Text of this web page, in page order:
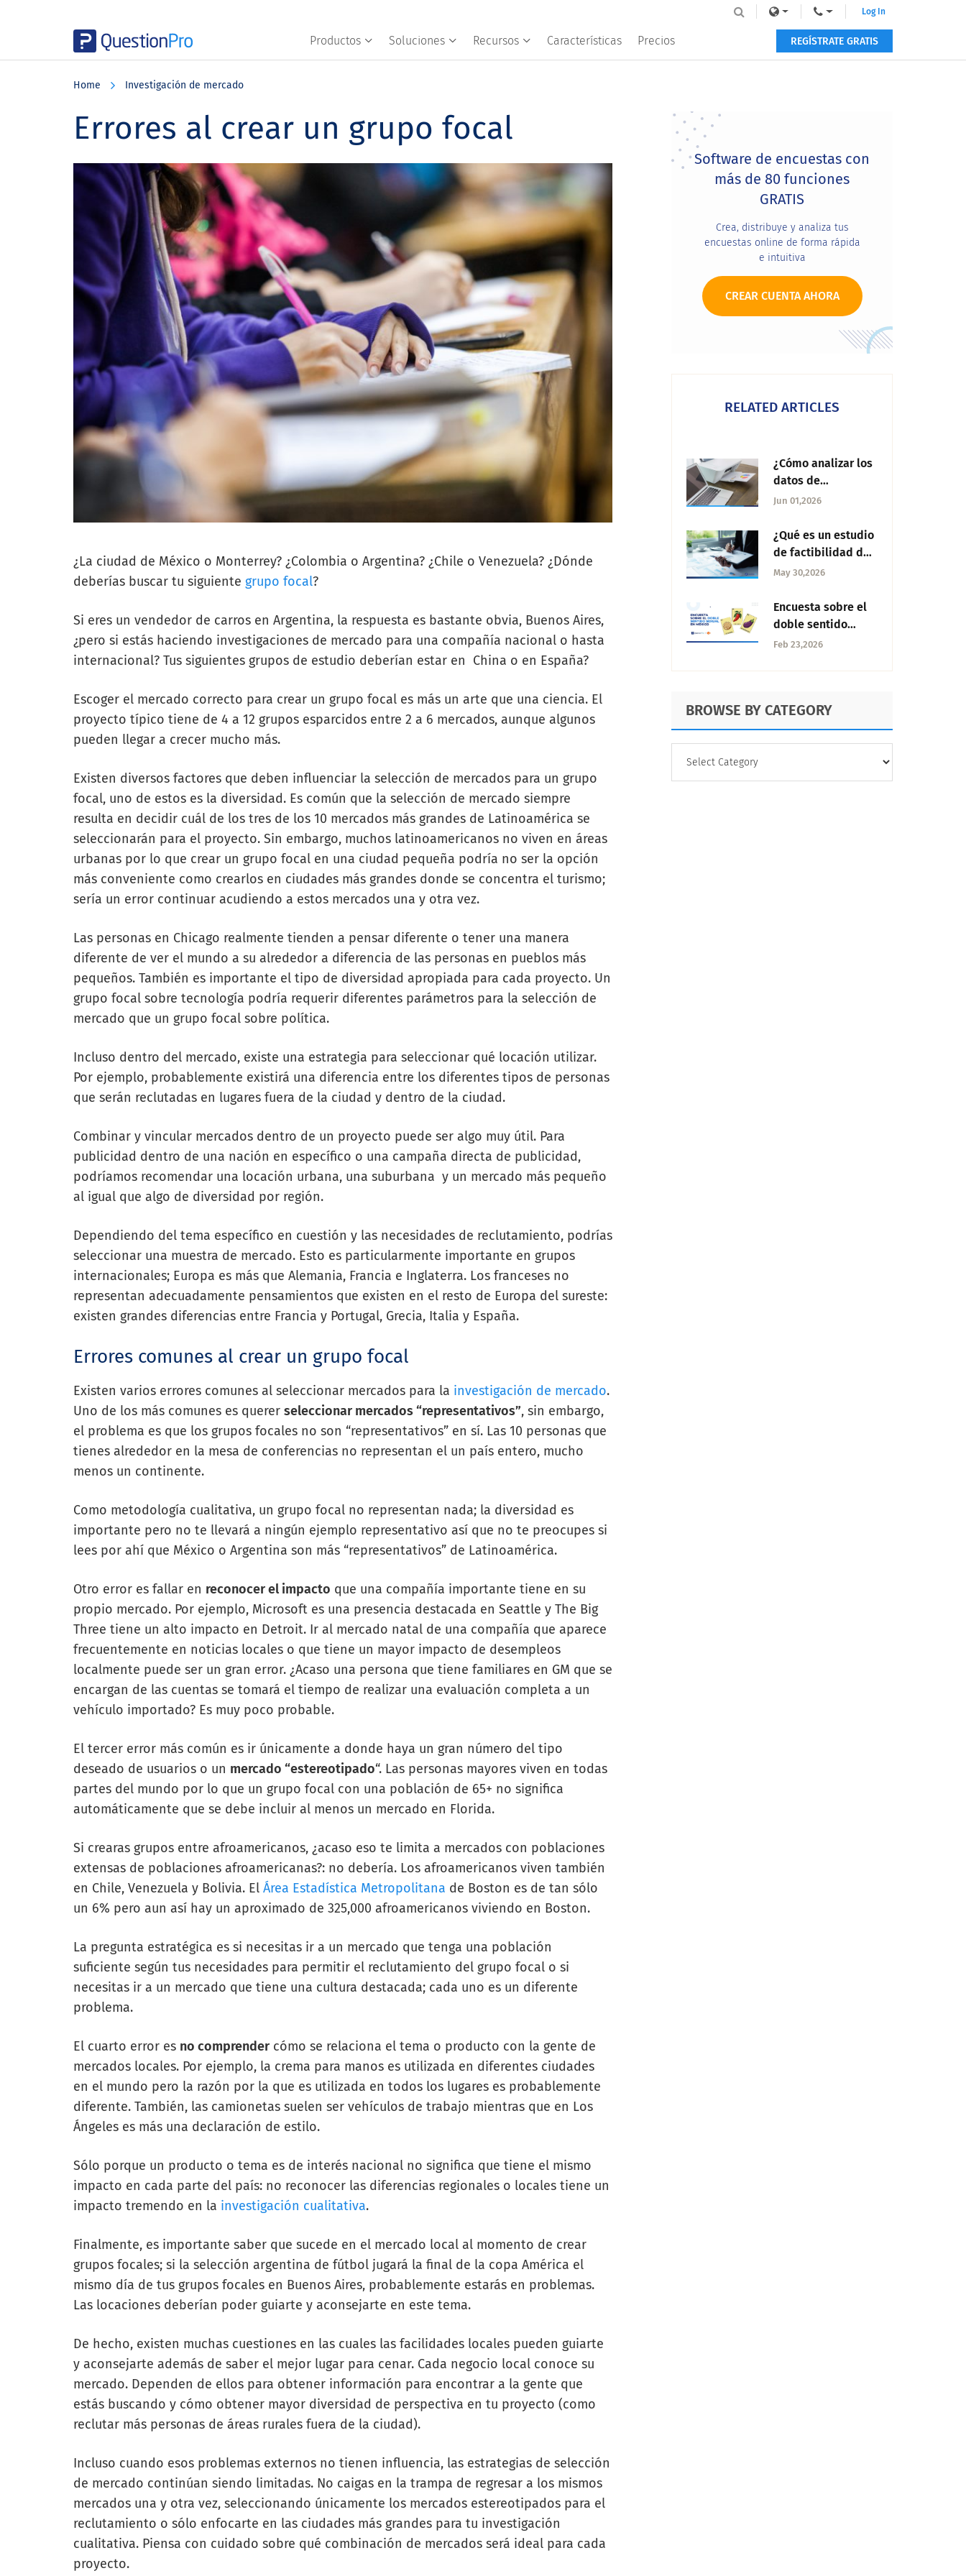
Productos Soluciones Recursos Características Precios
Log In
REGÍSTRATE GRATIS
Home Investigación de mercado
Errores al crear un grupo focal
¿La ciudad de México o Monterrey? ¿Colombia o Argentina? ¿Chile o Venezuela? ¿Dónde
deberías buscar tu siguiente grupo focal?
Si eres un vendedor de carros en Argentina, la respuesta es bastante obvia, Buenos Aires,
¿pero si estás haciendo investigaciones de mercado para una compañía nacional o hasta
internacional? Tus siguientes grupos de estudio deberían estar en China o en España?
Escoger el mercado correcto para crear un grupo focal es más un arte que una ciencia. El
proyecto típico tiene de 4 a 12 grupos esparcidos entre 2 a 6 mercados, aunque algunos
pueden llegar a crecer mucho más.
Existen diversos factores que deben influenciar la selección de mercados para un grupo
focal, uno de estos es la diversidad. Es común que la selección de mercado siempre
resulta en decidir cuál de los tres de los 10 mercados más grandes de Latinoamérica se
seleccionarán para el proyecto. Sin embargo, muchos latinoamericanos no viven en áreas
urbanas por lo que crear un grupo focal en una ciudad pequeña podría no ser la opción
más conveniente como crearlos en ciudades más grandes donde se concentra el turismo;
sería un error continuar acudiendo a estos mercados una y otra vez.
Las personas en Chicago realmente tienden a pensar diferente o tener una manera
diferente de ver el mundo a su alrededor a diferencia de las personas en pueblos más
pequeños. También es importante el tipo de diversidad apropiada para cada proyecto. Un
grupo focal sobre tecnología podría requerir diferentes parámetros para la selección de
mercado que un grupo focal sobre política.
Incluso dentro del mercado, existe una estrategia para seleccionar qué locación utilizar.
Por ejemplo, probablemente existirá una diferencia entre los diferentes tipos de personas
que serán reclutadas en lugares fuera de la ciudad y dentro de la ciudad.
Combinar y vincular mercados dentro de un proyecto puede ser algo muy útil. Para
publicidad dentro de una nación en específico o una campaña directa de publicidad,
podríamos recomendar una locación urbana, una suburbana y un mercado más pequeño
al igual que algo de diversidad por región.
Dependiendo del tema específico en cuestión y las necesidades de reclutamiento, podrías
seleccionar una muestra de mercado. Esto es particularmente importante en grupos
internacionales; Europa es más que Alemania, Francia e Inglaterra. Los franceses no
representan adecuadamente pensamientos que existen en el resto de Europa del sureste:
existen grandes diferencias entre Francia y Portugal, Grecia, Italia y España.
Errores comunes al crear un grupo focal
Existen varios errores comunes al seleccionar mercados para la investigación de mercado.
Uno de los más comunes es querer seleccionar mercados “representativos”, sin embargo,
el problema es que los grupos focales no son “representativos” en sí. Las 10 personas que
tienes alrededor en la mesa de conferencias no representan el un país entero, mucho
menos un continente.
Como metodología cualitativa, un grupo focal no representan nada; la diversidad es
importante pero no te llevará a ningún ejemplo representativo así que no te preocupes si
lees por ahí que México o Argentina son más “representativos” de Latinoamérica.
Otro error es fallar en reconocer el impacto que una compañía importante tiene en su
propio mercado. Por ejemplo, Microsoft es una presencia destacada en Seattle y The Big
Three tiene un alto impacto en Detroit. Ir al mercado natal de una compañía que aparece
frecuentemente en noticias locales o que tiene un mayor impacto de desempleos
localmente puede ser un gran error. ¿Acaso una persona que tiene familiares en GM que se
encargan de las cuentas se tomará el tiempo de realizar una evaluación completa a un
vehículo importado? Es muy poco probable.
El tercer error más común es ir únicamente a donde haya un gran número del tipo
deseado de usuarios o un mercado “estereotipado“. Las personas mayores viven en todas
partes del mundo por lo que un grupo focal con una población de 65+ no significa
automáticamente que se debe incluir al menos un mercado en Florida.
Si crearas grupos entre afroamericanos, ¿acaso eso te limita a mercados con poblaciones
extensas de poblaciones afroamericanas?: no debería. Los afroamericanos viven también
en Chile, Venezuela y Bolivia. El Área Estadística Metropolitana de Boston es de tan sólo
un 6% pero aun así hay un aproximado de 325,000 afroamericanos viviendo en Boston.
La pregunta estratégica es si necesitas ir a un mercado que tenga una población
suficiente según tus necesidades para permitir el reclutamiento del grupo focal o si
necesitas ir a un mercado que tiene una cultura destacada; cada uno es un diferente
problema.
El cuarto error es no comprender cómo se relaciona el tema o producto con la gente de
mercados locales. Por ejemplo, la crema para manos es utilizada en diferentes ciudades
en el mundo pero la razón por la que es utilizada en todos los lugares es probablemente
diferente. También, las camionetas suelen ser vehículos de trabajo mientras que en Los
Ángeles es más una declaración de estilo.
Sólo porque un producto o tema es de interés nacional no significa que tiene el mismo
impacto en cada parte del país: no reconocer las diferencias regionales o locales tiene un
impacto tremendo en la investigación cualitativa.
Finalmente, es importante saber que sucede en el mercado local al momento de crear
grupos focales; si la selección argentina de fútbol jugará la final de la copa América el
mismo día de tus grupos focales en Buenos Aires, probablemente estarás en problemas.
Las locaciones deberían poder guiarte y aconsejarte en este tema.
De hecho, existen muchas cuestiones en las cuales las facilidades locales pueden guiarte
y aconsejarte además de saber el mejor lugar para cenar. Cada negocio local conoce su
mercado. Dependen de ellos para obtener información para encontrar a la gente que
estás buscando y cómo obtener mayor diversidad de perspectiva en tu proyecto (como
reclutar más personas de áreas rurales fuera de la ciudad).
Incluso cuando esos problemas externos no tienen influencia, las estrategias de selección
de mercado continúan siendo limitadas. No caigas en la trampa de regresar a los mismos
mercados una y otra vez, seleccionando únicamente los mercados estereotipados para el
reclutamiento o sólo enfocarte en las ciudades más grandes para tu investigación
cualitativa. Piensa con cuidado sobre qué combinación de mercados será ideal para cada
proyecto.
Primary
Sidebar
Software de encuestas con
más de 80 funciones
GRATIS
Crea, distribuye y analiza tus
encuestas online de forma rápida
e intuitiva
CREAR CUENTA AHORA
RELATED ARTICLES
¿Cómo analizar los
datos de
investigación?
Jun 01,2026
¿Qué es un estudio
de factibilidad del
mercado?
May 30,2026
Encuesta sobre el
doble sentido
sexual en México:
sexo sin decirme
Feb 23,2026
BROWSE BY CATEGORY
CATEGORY